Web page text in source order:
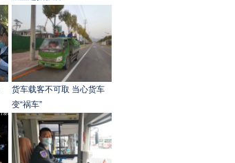
货车载客不可取 当心货车
变“祸车”